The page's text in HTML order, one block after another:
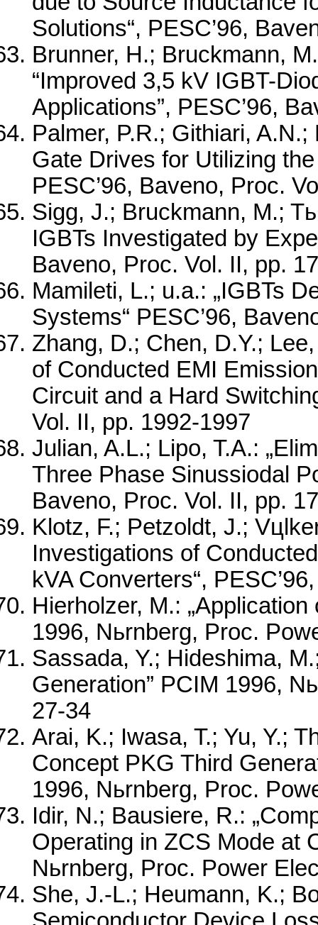
Solutions“, PESC’96,
Brunner, H.; Bruckmann,
“Improved 3,5 kV IGBT-
Applications”, PESC’96,
Palmer, P.R.; Githiari,
Gate Drives for Utilizing
PESC’96, Baveno, Proc.
Sigg, J.; Bruckmann, M.;
IGBTs Investigated by
Baveno, Proc. Vol. II, pp.
Mamileti, L.; u.a.: „IGBTs
Systems“ PESC’96,
Zhang, D.; Chen, D.Y.;
of Conducted EMI
Circuit and a Hard
Vol. II, pp. 1992-1997
Julian, A.L.; Lipo, T.A.:
Three Phase Sinussiodal
Baveno, Proc. Vol. II, pp.
Klotz, F.; Petzoldt, J.;
Investigations of
kVA Converters“,
Hierholzer, M.:
1996, Nьrnberg, Proc.
Sassada, Y.; Hideshima,
Generation” PCIM 1996,
27-34
Arai, K.; Iwasa, T.; Yu, Y.;
Concept PKG Third
1996, Nьrnberg, Proc.
Idir, N.; Bausiere, R.:
Operating in ZCS Mode at
Nьrnberg, Proc. Power
She, J.-L.; Heumann, K.;